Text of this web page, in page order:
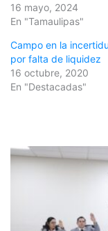
16 mayo, 2024
En "Tamaulipas"
Campo en la
por falta de liquidez
16 octubre, 2020
En "Destacadas"